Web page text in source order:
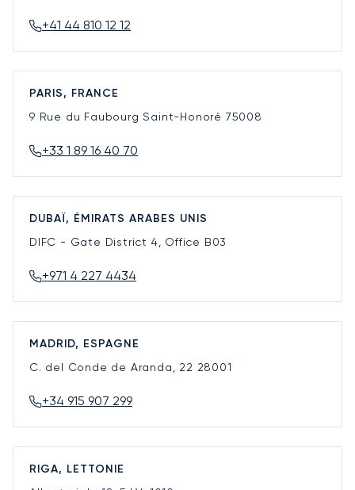
+41 44 810 12 12
PARIS, FRANCE
9 Rue du Faubourg Saint-Honoré 75008
+33 1 89 16 40 70
DUBAÏ, ÉMIRATS ARABES UNIS
DIFC - Gate District 4, Office B03
+971 4 227 4434
MADRID, ESPAGNE
C. del Conde de Aranda, 22 28001
+34 915 907 299
RIGA, LETTONIE